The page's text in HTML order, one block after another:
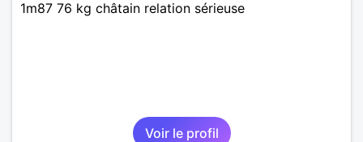
1m87 76 kg châtain relation sérieuse
Voir le profil